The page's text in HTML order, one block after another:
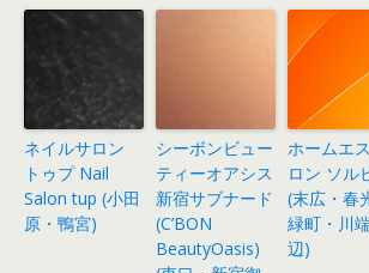
ネイルサロン
トゥプ Nail
Salon tup (小田
原・鴨宮)
シーボンビュー
ティーオアシス
新宿サブナード
(C’BON
BeautyOasis)
ホームエ
ロン ソル
(末広・春
緑町・川
辺)